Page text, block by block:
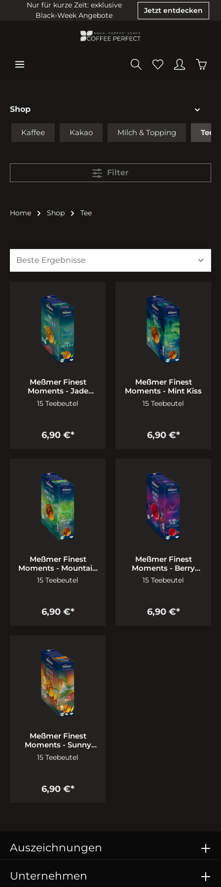
Nur für kurze Zeit: exklusive
Black-Week Angebote
Jetzt entdecken
Shop
Kaffee Kakao Milch & Topping Tee
Filter
Home Shop Tee
Meßmer Finest
Moments - Jade
Green
15 Teebeutel
6,90 €*
Meßmer Finest
Moments - Mint Kiss
15 Teebeutel
6,90 €*
Meßmer Finest
Moments - Mountain
Herbs
15 Teebeutel
6,90 €*
Meßmer Finest
Moments - Berry
Wow
15 Teebeutel
6,90 €*
Meßmer Finest
Moments - Sunny
Fruits
15 Teebeutel
6,90 €*
Auszeichnungen
Unternehmen